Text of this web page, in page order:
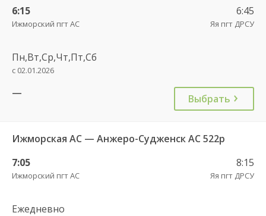
6:15
Ижморский пгт АС
6:45
Яя пгт ДРСУ
Пн,Вт,Ср,Чт,Пт,Сб
с 02.01.2026
— Выбрать
Ижморская АС — Анжеро-Судженск АС 522р
7:05
Ижморский пгт АС
8:15
Яя пгт ДРСУ
Ежедневно